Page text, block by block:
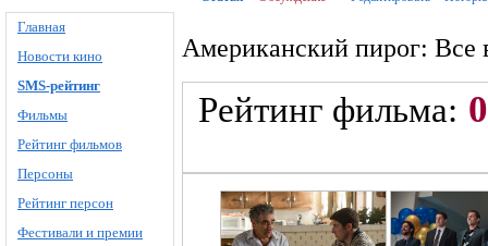
Главная
Новости кино
SMS-рейтинг
Фильмы
Рейтинг фильмов
Персоны
Рейтинг персон
Фестивали и премии
Американский пирог: Все
Рейтинг фильма: 0